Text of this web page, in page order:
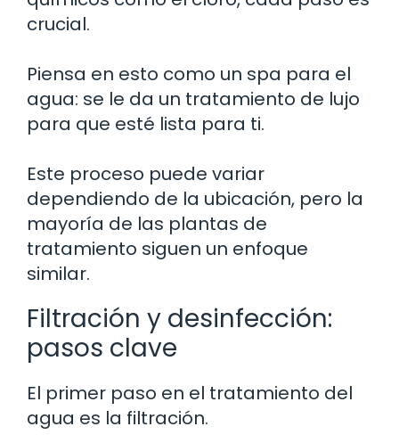
crucial.
Piensa en esto como un spa para el
agua: se le da un tratamiento de lujo
para que esté lista para ti.
Este proceso puede variar
dependiendo de la ubicación, pero la
mayoría de las plantas de
tratamiento siguen un enfoque
similar.
Filtración y desinfección:
pasos clave
El primer paso en el tratamiento del
agua es la filtración.